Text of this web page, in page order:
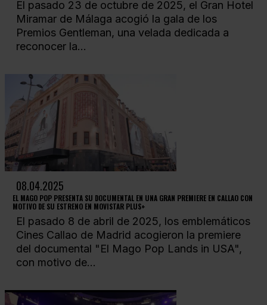
El pasado 23 de octubre de 2025, el Gran Hotel
Miramar de Málaga acogió la gala de los
Premios Gentleman, una velada dedicada a
reconocer la...
08.04.2025
EL MAGO POP PRESENTA SU DOCUMENTAL EN UNA GRAN PREMIERE EN CALLAO CON
MOTIVO DE SU ESTRENO EN MOVISTAR PLUS+
El pasado 8 de abril de 2025, los emblemáticos
Cines Callao de Madrid acogieron la premiere
del documental "El Mago Pop Lands in USA",
con motivo de...